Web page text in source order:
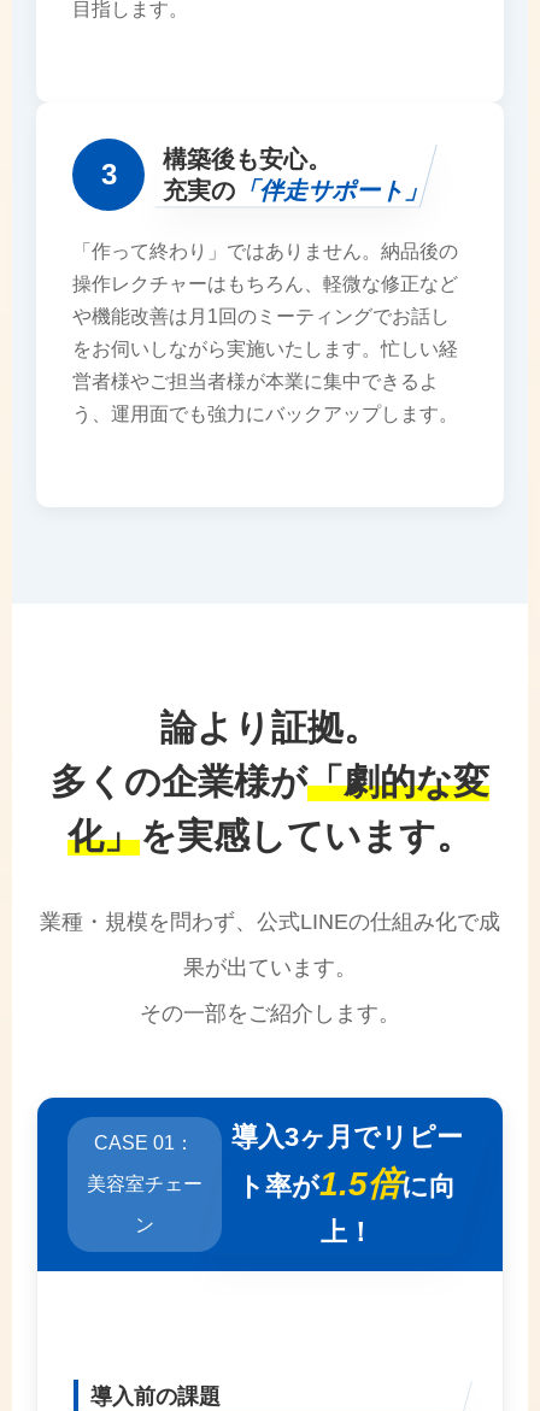
目指します。
3
構築後も安心。
充実の 「伴走サポート」
「作って終わり」ではありません。納品後の
操作レクチャーはもちろん、軽微な修正など
や機能改善は月1回のミーティングでお話し
をお伺いしながら実施いたします。忙しい経
営者様やご担当者様が本業に集中できるよ
う、運用面でも強力にバックアップします。
論より証拠。
多くの企業様が「劇的な変
化」を実感しています。
業種・規模を問わず、公式LINEの仕組み化で成
果が出ています。
その一部をご紹介します。
CASE 01：
美容室チェー
ン
導入3ヶ月でリピー
ト率が1.5倍に向
上！
導入前の課題